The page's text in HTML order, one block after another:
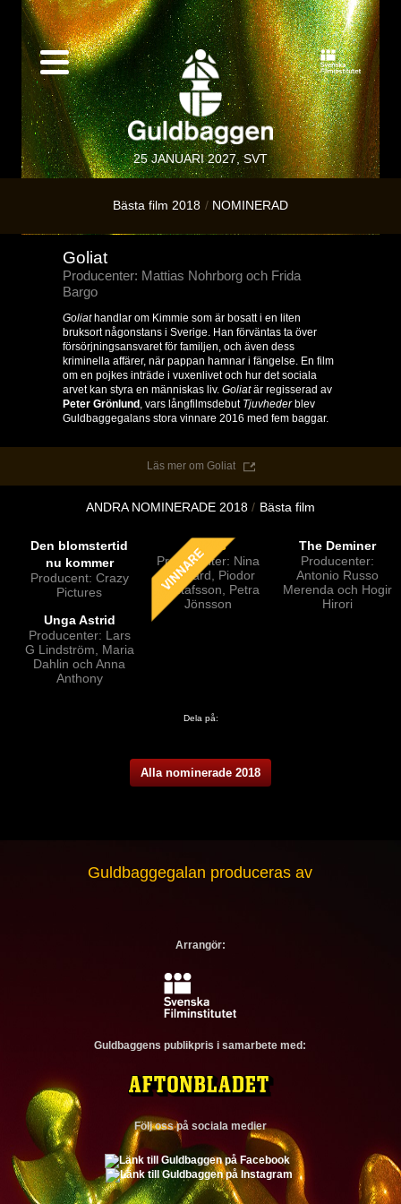
25 JANUARI 2027, SVT
Bästa film 2018 NOMINERAD
Goliat
Producenter: Mattias Nohrborg och Frida
Bargo
Goliathandlar om Kimmie som är bosatt i en liten
bruksort någonstans i Sverige. Han förväntas ta över
försörjningsansvaret för familjen, och även dess
kriminella affärer, när pappan hamnar i fängelse. En film
om en pojkes inträde i vuxenlivet och hur det sociala
arvet kan styra en människas liv. Goliatär regisserad av
Peter Grönlund, vars långfilmsdebut Tjuvhederblev
Guldbaggegalans stora vinnare 2016 med fem baggar.
Läs mer om Goliat
ANDRA NOMINERADE 2018 Bästa film
Den blomstertid
nu kommer
Producent: Crazy
Pictures
Gräns
Producenter: Nina
Bisgaard, Piodor
Gustafsson, Petra
Jönsson
The Deminer
Producenter:
Antonio Russo
Merenda och Hogir
Hirori
Unga Astrid
Producenter: Lars
G Lindström, Maria
Dahlin och Anna
Anthony
Dela på:
Alla nominerade 2018
Guldbaggegalan produceras av
Arrangör:
Guldbaggens publikpris i samarbete med:
Följ oss på sociala medier